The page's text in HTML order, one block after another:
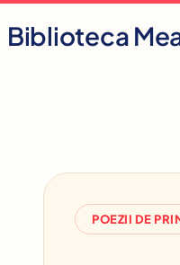
to
Biblioteca
POEZII DE